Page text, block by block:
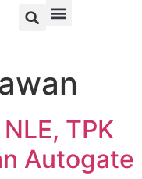
TPK
Autogate